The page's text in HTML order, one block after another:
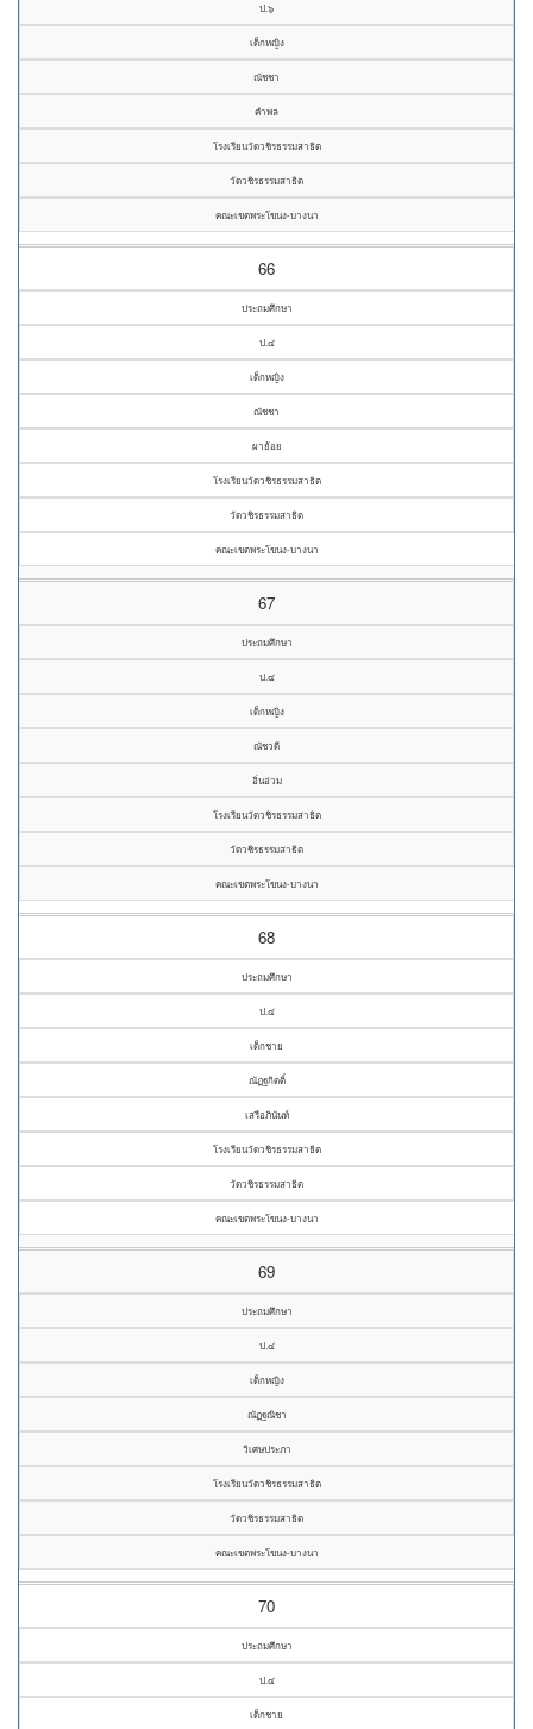
ป.๖
เด็กหญิง
ณัชชา
คำพล
โรงเรียนวัดวชิรธรรมสาธิต
วัดวชิรธรรมสาธิต
คณะเขตพระโขนง-บางนา
66
ประถมศึกษา
ป.๔
เด็กหญิง
ณัชชา
ผาย้อย
โรงเรียนวัดวชิรธรรมสาธิต
วัดวชิรธรรมสาธิต
คณะเขตพระโขนง-บางนา
67
ประถมศึกษา
ป.๔
เด็กหญิง
ณัชวดี
อิ่นอ่วม
โรงเรียนวัดวชิรธรรมสาธิต
วัดวชิรธรรมสาธิต
คณะเขตพระโขนง-บางนา
68
ประถมศึกษา
ป.๔
เด็กชาย
ณัฏฐกิตติ์
เสรีอภินันท์
โรงเรียนวัดวชิรธรรมสาธิต
วัดวชิรธรรมสาธิต
คณะเขตพระโขนง-บางนา
69
ประถมศึกษา
ป.๔
เด็กหญิง
ณัฏฐณิชา
วิเศษประภา
โรงเรียนวัดวชิรธรรมสาธิต
วัดวชิรธรรมสาธิต
คณะเขตพระโขนง-บางนา
70
ประถมศึกษา
ป.๔
เด็กชาย